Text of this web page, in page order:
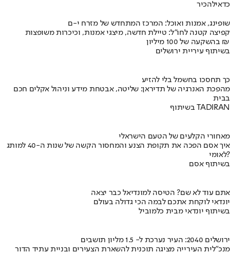
כדאילהכיר
שופינג, אמנות ואוכל: המרכז המתחדש של מזרח י-ם
קפיצה קטנה לחו"ל: טיילת חדשה, מיצגי אמנות, וכיכרות משופצות
בהשקעה של 100 מיליון ₪
בשיתוף עיריית ירושלים
כך תחסכו בחשמל בלי להזיע
מהפכת האנרגיה של תדיראן: שליטה, אבטחת מידע וניהול אקלים חכם
בבית
בשיתוף TADIRAN
מאחורי הקלעים של הטעם הישראלי
איך אסם הפכה את תקופת הצנע והמחסור הקשה של שנות ה-40 למותג
לאומי?
בשיתוף אסם
אתם עוד לא שם? הטיסה למונדיאל כבר יצאה
יונדאי לוקחת אתכם לבמה הכי גדולה בעולם
בשיתוף יונדאי מבית כלמוביל
ירושלים 2040: העיר נערכת ל- 1.5 מליון תושבים
מנכ"לית העירייה מציגה תוכנית להשארת הצעירים ובניית עתיד הדור